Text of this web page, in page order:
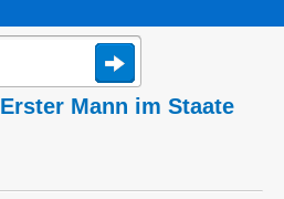
Erster Mann im Staate